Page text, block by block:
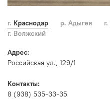
г. Краснодар р. Адыгея
г. Волжский
Адрес:
Российская ул., 129/1
Контакты:
8 (938) 535-33-35